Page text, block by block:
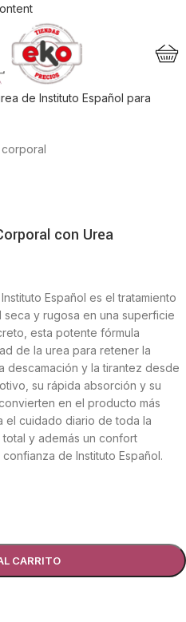
con Urea
Español es el tratamiento
y rugosa en una superficie
esta potente fórmula
de la urea para retener la
descamación y la tirantez desde
su rápida absorción y su
en el producto más
cuidado diario de toda la
y además un confort
de Instituto Español.
CARRITO